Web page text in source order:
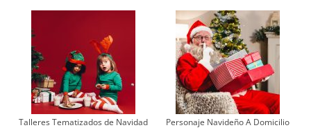
Talleres Tematizados de Navidad Personaje Navideño A Domicilio